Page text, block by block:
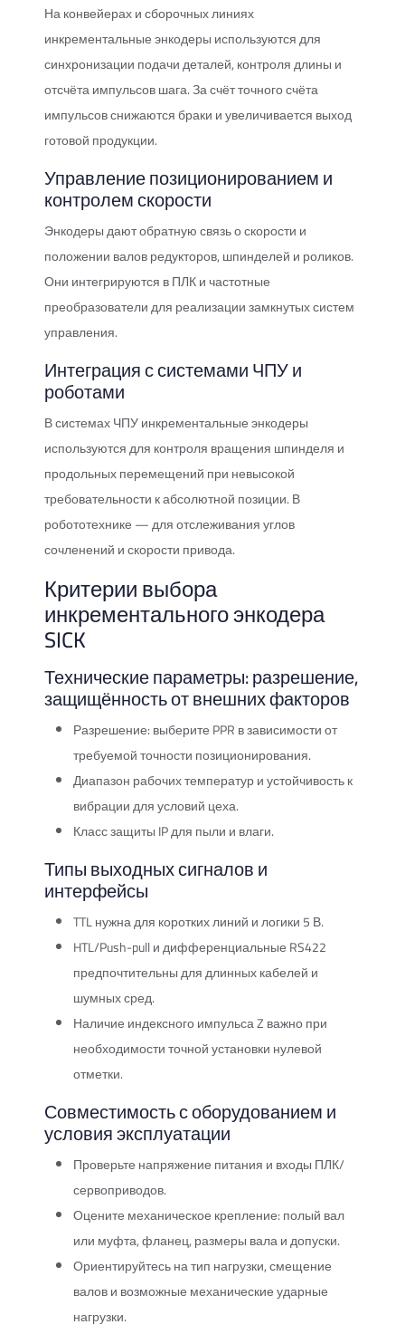
На конвейерах и сборочных линиях
инкрементальные энкодеры используются для
синхронизации подачи деталей, контроля длины и
отсчёта импульсов шага. За счёт точного счёта
импульсов снижаются браки и увеличивается выход
готовой продукции.
Управление позиционированием и
контролем скорости
Энкодеры дают обратную связь о скорости и
положении валов редукторов, шпинделей и роликов.
Они интегрируются в ПЛК и частотные
преобразователи для реализации замкнутых систем
управления.
Интеграция с системами ЧПУ и
роботами
В системах ЧПУ инкрементальные энкодеры
используются для контроля вращения шпинделя и
продольных перемещений при невысокой
требовательности к абсолютной позиции. В
робототехнике — для отслеживания углов
сочленений и скорости привода.
Критерии выбора
инкрементального энкодера
SICK
Технические параметры: разрешение,
защищённость от внешних факторов
Разрешение: выберите PPR в зависимости от
требуемой точности позиционирования.
Диапазон рабочих температур и устойчивость к
вибрации для условий цеха.
Класс защиты IP для пыли и влаги.
Типы выходных сигналов и
интерфейсы
TTL нужна для коротких линий и логики 5 В.
HTL/Push-pull и дифференциальные RS422
предпочтительны для длинных кабелей и
шумных сред.
Наличие индексного импульса Z важно при
необходимости точной установки нулевой
отметки.
Совместимость с оборудованием и
условия эксплуатации
Проверьте напряжение питания и входы ПЛК/
сервоприводов.
Оцените механическое крепление: полый вал
или муфта, фланец, размеры вала и допуски.
Ориентируйтесь на тип нагрузки, смещение
валов и возможные механические ударные
нагрузки.